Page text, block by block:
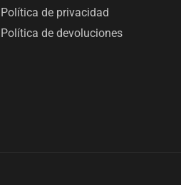
Política de privacidad
Política de devoluciones